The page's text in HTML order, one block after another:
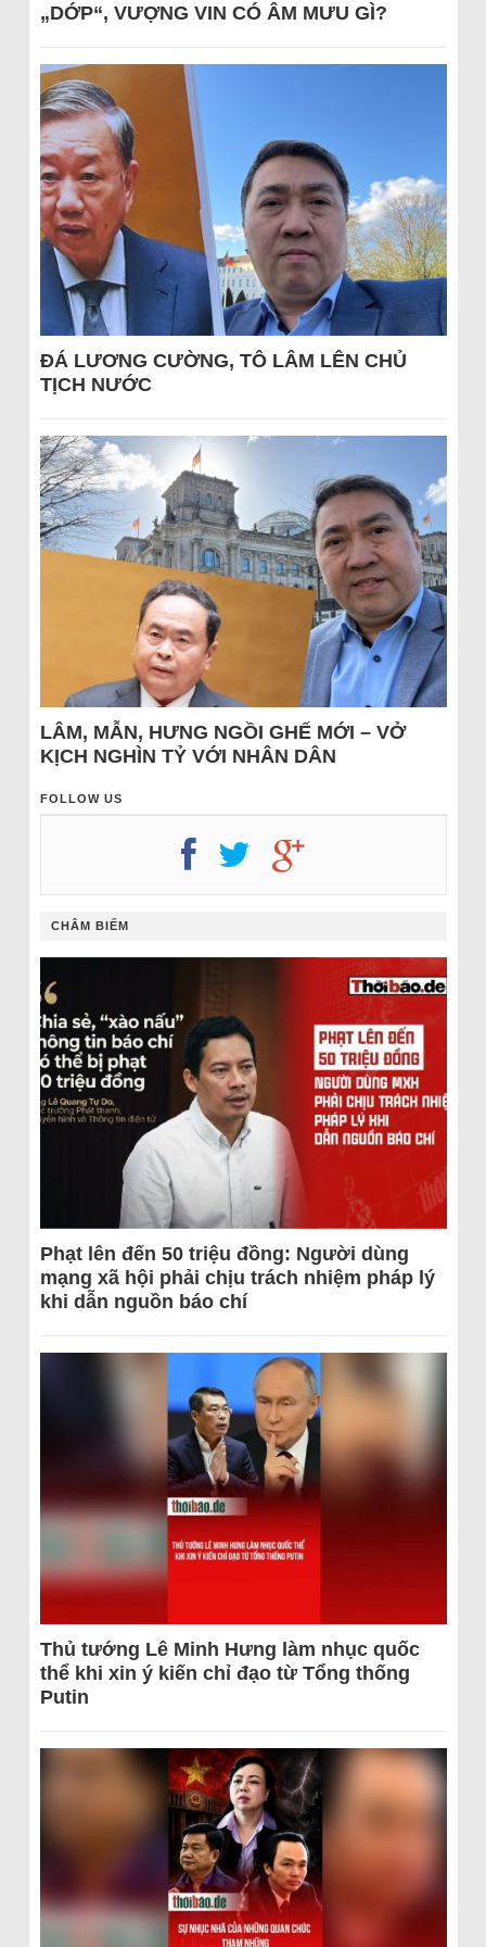
„DỚP“, VƯỢNG VIN CÓ ÂM MƯU GÌ?
ĐÁ LƯƠNG CƯỜNG, TÔ LÂM LÊN CHỦ
TỊCH NƯỚC
LÂM, MẪN, HƯNG NGỒI GHẾ MỚI – VỞ
KỊCH NGHÌN TỶ VỚI NHÂN DÂN
FOLLOW US
CHÂM BIẾM
Phạt lên đến 50 triệu đồng: Người dùng
mạng xã hội phải chịu trách nhiệm pháp lý
khi dẫn nguồn báo chí
Thủ tướng Lê Minh Hưng làm nhục quốc
thể khi xin ý kiến chỉ đạo từ Tổng thống
Putin